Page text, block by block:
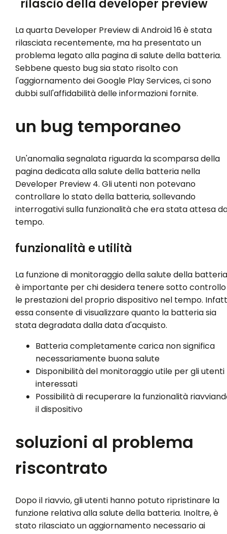
rilascio della developer preview
La quarta Developer Preview di Android 16 è stata
rilasciata recentemente, ma ha presentato un
problema legato alla pagina di salute della batteria.
Sebbene questo bug sia stato risolto con
l'aggiornamento dei Google Play Services, ci sono
dubbi sull'affidabilità delle informazioni fornite.
un bug temporaneo
Un'anomalia segnalata riguarda la scomparsa della
pagina dedicata alla salute della batteria nella
Developer Preview 4. Gli utenti non potevano
controllare lo stato della batteria, sollevando
interrogativi sulla funzionalità che era stata attesa
tempo.
funzionalità e utilità
La funzione di monitoraggio della salute della batteria
è importante per chi desidera tenere sotto controllo
le prestazioni del proprio dispositivo nel tempo.
essa consente di visualizzare quanto la batteria sia
stata degradata dalla data d'acquisto.
Batteria completamente carica non significa
necessariamente buona salute
Disponibilità del monitoraggio utile per gli utenti
interessati
Possibilità di recuperare la funzionalità
il dispositivo
soluzioni al problema
riscontrato
Dopo il riavvio, gli utenti hanno potuto ripristinare la
funzione relativa alla salute della batteria. Inoltre, è
stato rilasciato un aggiornamento necessario ai